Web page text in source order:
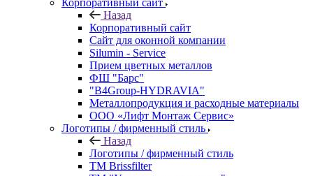
Назад
Корпоративный сайт
Сайт для оконной компании
Silumin - Service
Прием цветных металлов
ФШ "Барс"
"B4Group-HYDRAVIA"
Металлопродукция и расходные материалы
OOO «Лифт Монтаж Сервис»
Логотипы / фирменный стиль
Назад
Логотипы / фирменный стиль
TM Brissfilter